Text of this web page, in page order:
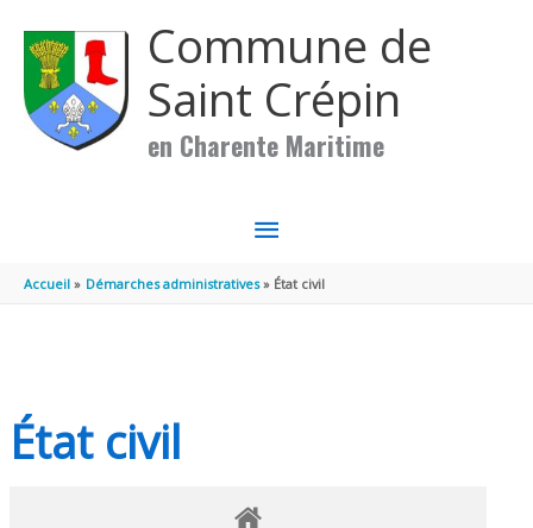
Commune de
Saint Crépin
en Charente Maritime
MENU
PRINCIPAL
Accueil Démarches administratives État civil
État civil